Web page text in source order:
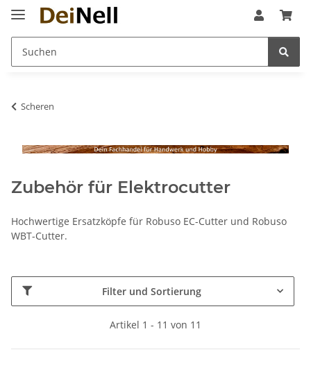
Scheren
Zubehör für Elektrocutter
Hochwertige Ersatzköpfe für Robuso EC-Cutter und Robuso
WBT-Cutter.
Filter und Sortierung
Artikel 1 - 11 von 11